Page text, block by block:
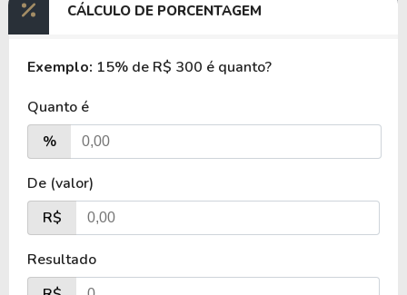
CÁLCULO DE PORCENTAGEM
Exemplo: 15% de R$ 300 é quanto?
Quanto é
%
De (valor)
R$
Resultado